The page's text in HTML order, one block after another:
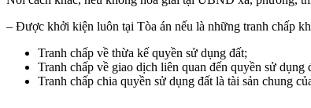
– Được khởi kiện luôn tại Tòa án nếu là những tranh chấp
Tranh chấp về thừa kế quyền sử dụng đất;
Tranh chấp về giao dịch liên quan đến quyền sử
Tranh chấp chia quyền sử dụng đất là tài sản chung